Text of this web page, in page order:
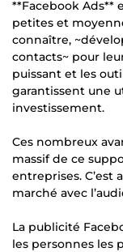
**Facebook Ads**
petites et
connaître,
contacts~ pour
puissant et les
garantissent une
investissement.
Ces nombreux
massif de ce
entreprises. C’est
marché avec
La publicité
les personnes les